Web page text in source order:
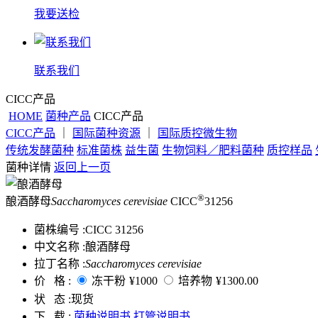
我要送检
联系我们
CICC产品
HOME 菌种产品 CICC产品
CICC产品
国际菌种资源
国际质控微生物
传统发酵菌种 标准菌株 益生菌 生物饲料／肥料菌种 质控样品
菌种详情 返回上一页
酿酒酵母Saccharomyces cerevisiae CICC®31256
菌株编号 :CICC 31256
中文名称 :酿酒酵母
拉丁名称 :Saccharomyces cerevisiae
价 格 :
冻干粉 ¥1000 培养物 ¥1300.00
状 态 :现货